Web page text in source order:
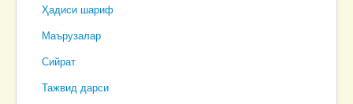
Ҳадиси шариф
Маърузалар
Сийрат
Тажвид дарси